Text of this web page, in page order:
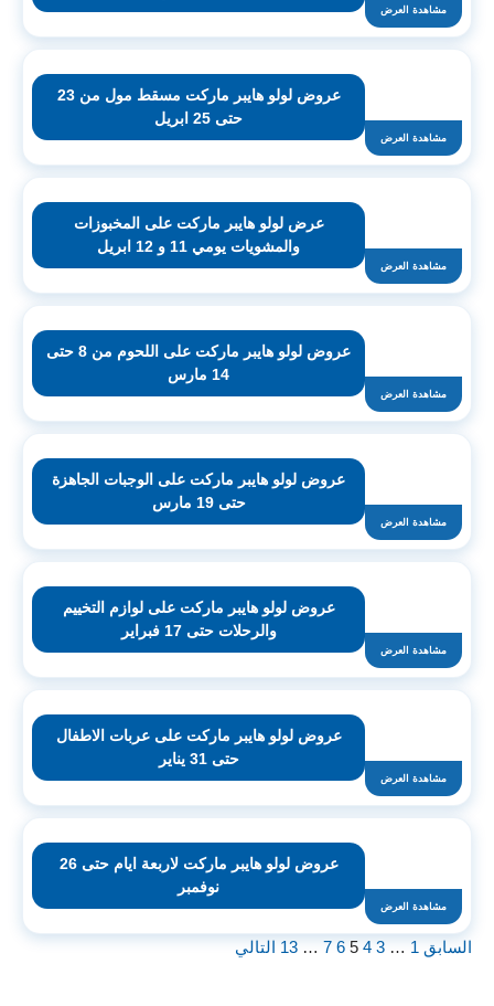
مشاهدة العرض
مشاهدة العرض
عروض لولو هايبر ماركت مسقط مول من 23
حتى 25 ابريل
مشاهدة العرض
عرض لولو هايبر ماركت على المخبوزات
والمشويات يومي 11 و 12 ابريل
مشاهدة العرض
عروض لولو هايبر ماركت على اللحوم من 8 حتى
14 مارس
مشاهدة العرض
عروض لولو هايبر ماركت على الوجبات الجاهزة
حتى 19 مارس
مشاهدة العرض
عروض لولو هايبر ماركت على لوازم التخييم
والرحلات حتى 17 فبراير
مشاهدة العرض
عروض لولو هايبر ماركت على عربات الاطفال
حتى 31 يناير
مشاهدة العرض
عروض لولو هايبر ماركت لاربعة ايام حتى 26
نوفمبر
السابق 1
…
3
4
5
6
7
…
13 التالي